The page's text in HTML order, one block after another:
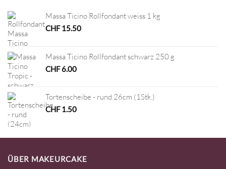
Massa Ticino Rollfondant weiss 1 kg
CHF15.50
Massa Ticino Rollfondant schwarz 250 g
CHF6.00
Tortenscheibe - rund 26cm (1Stk.)
CHF1.50
ÜBER MAKEURCAKE